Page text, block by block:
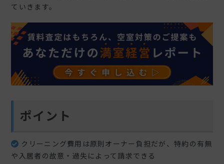
ていきます。
ポイント
クリーニング費用は原則オーナー負担だが、特約の有無
や入居者の故意・過失によって請求できる